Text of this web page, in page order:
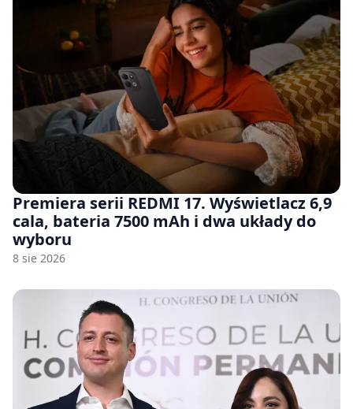
Premiera serii REDMI 17. Wyświetlacz 6,9
cala, bateria 7500 mAh i dwa układy do
wyboru
8 sie 2026